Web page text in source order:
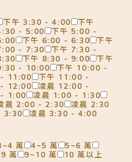
下午 3:30 - 4:00
下午
- 5:00
下午 5:00 -
下午 6:00 - 6:30
下午
- 7:30
下午 7:30 -
下午 8:30 - 9:00
下午
- 10:00
下午 10:00 -
11:00
下午 11:00 -
12:00
凌晨 12:00 -
1:00
凌晨 1:00 - 1:30
晨 2:00 - 2:30
凌晨 2:30
3:30 凌晨 3:30 - 4:00
萬 4~5 萬
5~6 萬
萬 9~10 萬 10 萬以上